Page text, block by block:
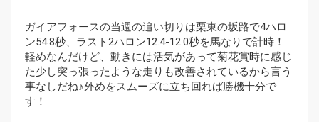
ガイアフォースの当週の追い切りは栗東の坂路で4ハロ
ン54.8秒、ラスト2ハロン12.4-12.0秒を馬なりで計時！
軽めなんだけど、動きには活気があって菊花賞時に感じ
た少し突っ張ったような走りも改善されているから言う
事なしだね♪外めをスムーズに立ち回れば勝機十分で
す！